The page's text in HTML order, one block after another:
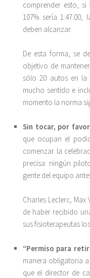
comprender esto, si
107% sería
deben alcanzar.
De esta forma, se
objetivo de
sólo 20 autos en
mucho sentido e
momento la norma
Sin tocar, por
que ocupan el
comenzar la
precisa: ningún
gente del equipo
Charles Leclerc,
de haber recibido
sus fisioterapeutas
“Permiso para
manera obligatoria
que el director de